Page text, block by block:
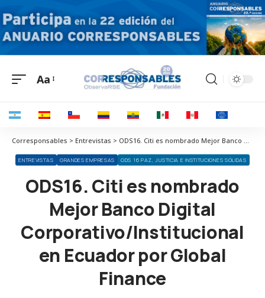
Aa
Corresponsables > Entrevistas > ODS16. Citi es nombrado Mejor Banco Digital Corporativo/Institucional en Ecuador por Global Finance
ENTREVISTAS GRANDES EMPRESAS ODS 16 PAZ, JUSTICIA E INSTITUCIONES SÓLIDAS
ODS16. Citi es nombrado
Mejor Banco Digital
Corporativo/Institucional
en Ecuador por Global
Finance